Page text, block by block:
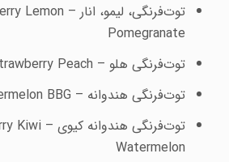
توت‌فرنگی، لیمو، انار – Lemon
Pomegranate
توت‌فرنگی هلو – Peach
توت‌فرنگی هندوانه – BBG
توت‌فرنگی هندوانه کیوی – Kiwi
Watermelon